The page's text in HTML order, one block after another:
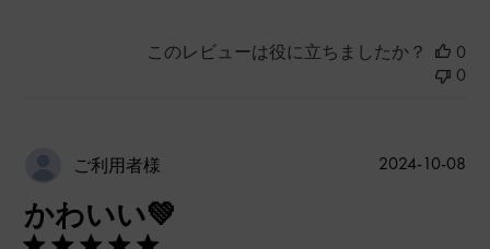
このレビューは役に立ちましたか？
0
0
ご利用者様
かわいい💚
公
2024-10-08